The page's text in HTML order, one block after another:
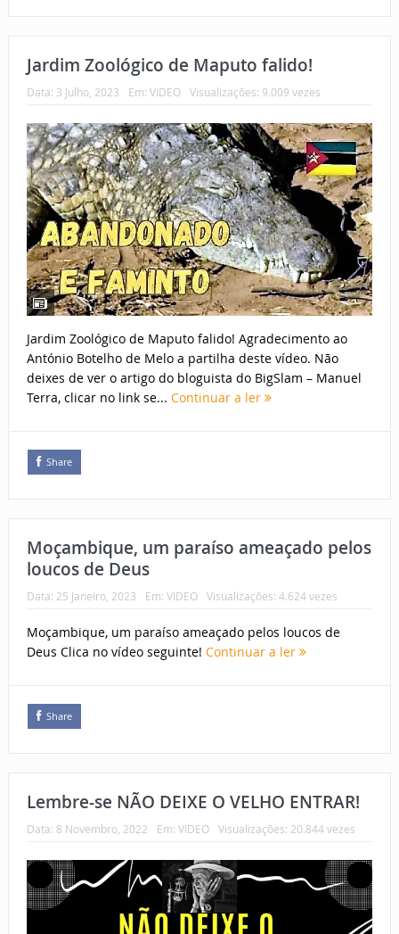
Jardim Zoológico de Maputo falido!
Data: 3 Julho, 2023 Em: VIDEO Visualizações: 9.009 vezes
Jardim Zoológico de Maputo falido! Agradecimento ao
António Botelho de Melo a partilha deste vídeo. Não
deixes de ver o artigo do bloguista do BigSlam – Manuel
Terra, clicar no link se... Continuar a ler
Share
Moçambique, um paraíso ameaçado pelos
loucos de Deus
Data: 25 Janeiro, 2023 Em: VIDEO Visualizações: 4.624 vezes
Moçambique, um paraíso ameaçado pelos loucos de
Deus Clica no vídeo seguinte! Continuar a ler
Share
Lembre-se NÃO DEIXE O VELHO ENTRAR!
Data: 8 Novembro, 2022 Em: VIDEO Visualizações: 20.844 vezes